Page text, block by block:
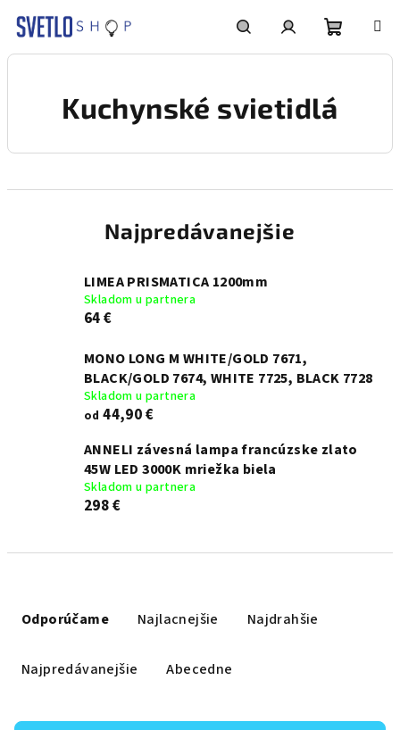
HľadaťPrihlásenie
košík
Kuchynské svietidlá
Najpredávanejšie
LIMEA PRISMATICA 1200mm
Skladom u partnera
64 €
MONO LONG M WHITE/GOLD 7671,
BLACK/GOLD 7674, WHITE 7725, BLACK 7728
Skladom u partnera
od 44,90 €
ANNELI závesná lampa francúzske zlato
45W LED 3000K mriežka biela
Skladom u partnera
298 €
Odporúčame Najlacnejšie Najdrahšie
Najpredávanejšie Abecedne